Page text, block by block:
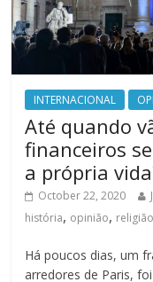
INTERNACIONAL
Até quando
financeiros
a própria
October 22, 2020
história, opinião, religião
Há poucos dias, um
arredores de Paris,